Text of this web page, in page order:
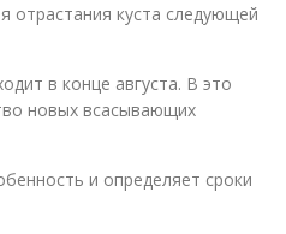
отрастания куста следующей
в конце августа. В это
новых всасывающих
и определяет сроки